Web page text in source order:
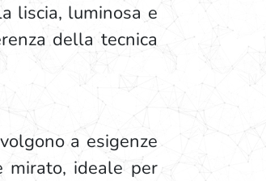
liscia, luminosa e
della tecnica
a esigenze
mirato, ideale per